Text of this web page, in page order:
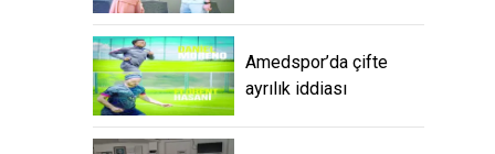
Amedspor’da çifte
ayrılık iddiası